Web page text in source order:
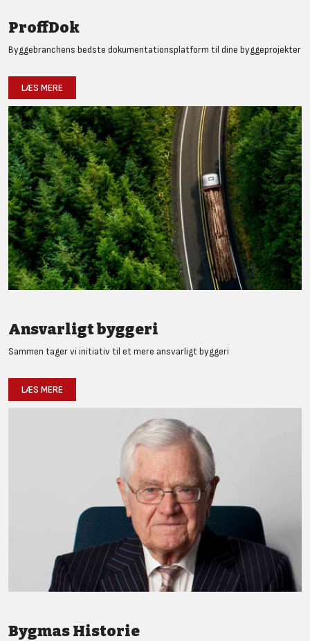
ProffDok
Byggebranchens bedste dokumentationsplatform til dine byggeprojekter
LÆS MERE
Ansvarligt byggeri
Sammen tager vi initiativ til et mere ansvarligt byggeri
LÆS MERE
Bygmas Historie